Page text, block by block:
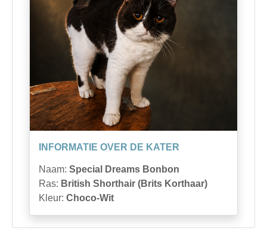
INFORMATIE OVER DE KATER
Naam: Special Dreams Bonbon
Ras: British Shorthair (Brits Korthaar)
Kleur: Choco-Wit